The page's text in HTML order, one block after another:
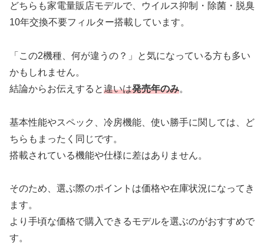
どちらも家電量販店モデルで、ウイルス抑制・除菌・脱臭
10年交換不要フィルター搭載しています。
「この2機種、何が違うの？」と気になっている方も多い
かもしれません。
結論からお伝えすると違いは発売年のみ。
基本性能やスペック、冷房機能、使い勝手に関しては、ど
ちらもまったく同じです。
搭載されている機能や仕様に差はありません。
そのため、選ぶ際のポイントは価格や在庫状況になってき
ます。
より手頃な価格で購入できるモデルを選ぶのがおすすめで
す。